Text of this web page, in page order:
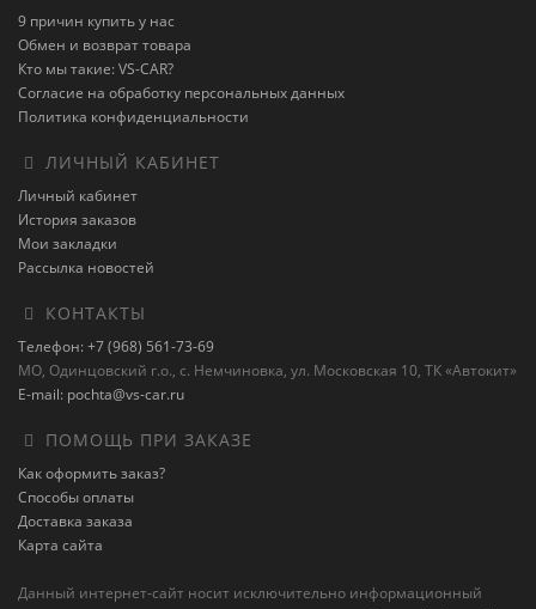
9 причин купить у нас
Обмен и возврат товара
Кто мы такие: VS-CAR?
Согласие на обработку персональных данных
Политика конфиденциальности
ЛИЧНЫЙ КАБИНЕТ
Личный кабинет
История заказов
Мои закладки
Рассылка новостей
КОНТАКТЫ
Телефон: +7 (968) 561-73-69
МО, Одинцовский г.о., с. Немчиновка, ул. Московская 10, ТК «Автокит»
E-mail: pochta@vs-car.ru
ПОМОЩЬ ПРИ ЗАКАЗЕ
Как оформить заказ?
Способы оплаты
Доставка заказа
Карта сайта
Данный интернет-сайт носит исключительно информационный